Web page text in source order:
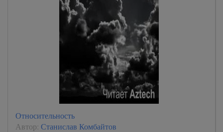
Относительность
Автор: Станислав Комбайтов